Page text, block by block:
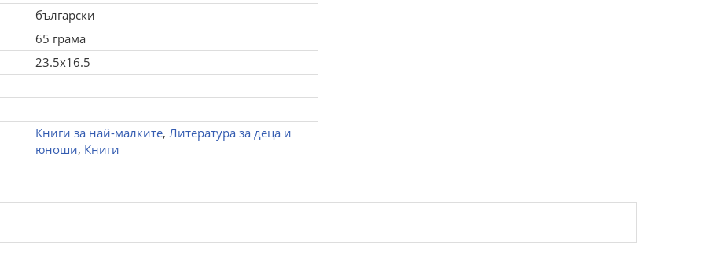
български
65 грама
23.5x16.5
Книги за най-малките, Литература за деца и
юноши, Книги